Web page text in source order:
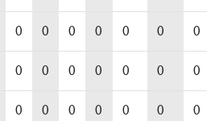
0 0 0 0 0 0 0
0 0 0 0 0 0 0
0 0 0 0 0 0 0